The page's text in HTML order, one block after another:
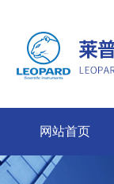
网站首页